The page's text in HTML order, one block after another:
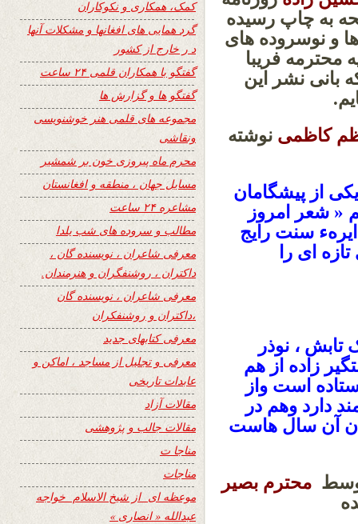
همدیارم دربیشتر از270 صفحه به چاپ رسیده
و نوسروده های
محترمه فریبا
بانی نشر این
کاظمی نوشته
از پیشگامان
« شعر امروز
سنت رایج
ای را
تابش ، نوذر
زاده از هم
است واز
دارد وهم در
آن سال هاست
محترم بصیر
کمک، همکاری و نکوکاران
گرد همایی های افغانها و مشکلات آنها
د ر خارج از کشور
گفتگو با همکاران قلمی ۲۴ ساعت
گفتگو ها و گزارش ها
مجموعه های قلمی هنر خوشنویسی
ونقاشی
محرم ماه پیروزی خون بر شمشیر
مسایل جهان ، منطقه و افغانستان
مشاعره ۲۴ ساعت
مطالب و سروده های شب یلدا
معرفی شاعران ، نویسنده گان ،
داکتران ، روشنفگران و هنرمندان.
معرفی شاعران ، نویسنده گان
،داکتران و روشنفکران
معرفی کتابهای جدید
معرفی و تجلیل از مساجد ، اماکن و
عابدات تاریخی
مقالات آزاد
مقالات جالب و پژوهشی
مناجا ت
مناجات
موعظه ای از شیخ الاسلام خواجه
عبدالله « انصاری »